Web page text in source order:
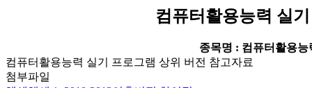
컴퓨터활용능력 실
종목명 : 컴퓨터활용능
컴퓨터활용능력 실기 프로그램 상위 버전 참고자료
첨부파일